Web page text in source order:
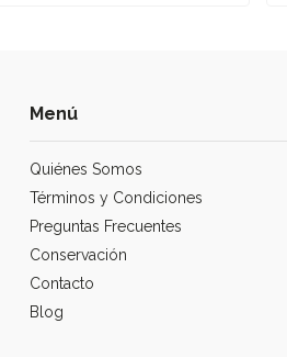
Menú
Quiénes Somos
Términos y Condiciones
Preguntas Frecuentes
Conservación
Contacto
Blog